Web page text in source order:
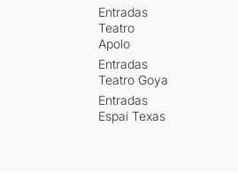
Entradas
Teatro
Apolo
Entradas
Teatro Goya
Entradas
Espai Texas